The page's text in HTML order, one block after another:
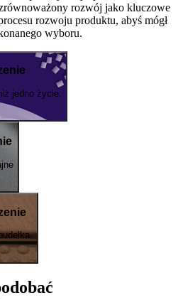
rozwój jako kluczowe
rozwoju produktu, abyś mógł
wyboru.
jedno życie.